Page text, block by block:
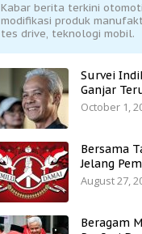
Kabar berita terkini
modifikasi produk
tes drive, teknologi mobil.
Survei
Ganjar
October 1,
Bersama
Jelang
August 27,
Beragam